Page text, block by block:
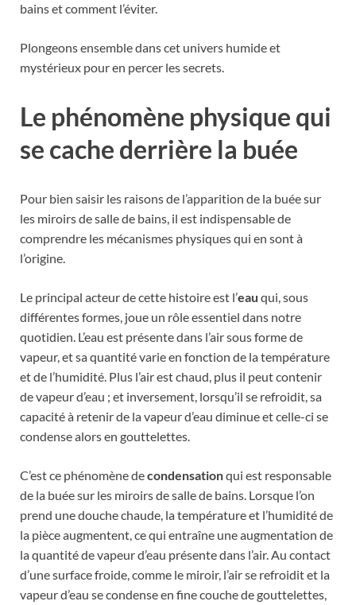
bains et comment l’éviter.
Plongeons ensemble dans cet univers humide et
mystérieux pour en percer les secrets.
Le phénomène physique qui
se cache derrière la buée
Pour bien saisir les raisons de l’apparition de la buée sur
les miroirs de salle de bains, il est indispensable de
comprendre les mécanismes physiques qui en sont à
l’origine.
Le principal acteur de cette histoire est l’eau qui, sous
différentes formes, joue un rôle essentiel dans notre
quotidien. L’eau est présente dans l’air sous forme de
vapeur, et sa quantité varie en fonction de la température
et de l’humidité. Plus l’air est chaud, plus il peut contenir
de vapeur d’eau ; et inversement, lorsqu’il se refroidit, sa
capacité à retenir de la vapeur d’eau diminue et celle-ci se
condense alors en gouttelettes.
C’est ce phénomène decondensationqui est responsable
de la buée sur les miroirs de salle de bains. Lorsque l’on
prend une douche chaude, la température et l’humidité de
la pièce augmentent, ce qui entraîne une augmentation de
la quantité de vapeur d’eau présente dans l’air. Au contact
d’une surface froide, comme le miroir, l’air se refroidit et la
vapeur d’eau se condense en fine couche de gouttelettes,